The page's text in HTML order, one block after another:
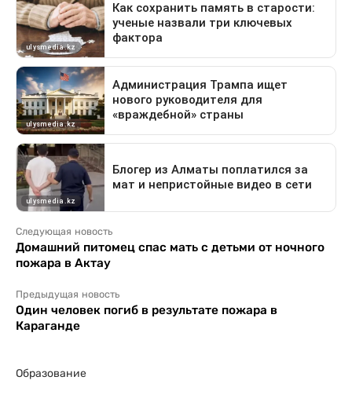
Следующая новость
Домашний питомец спас мать с детьми от ночного
пожара в Актау
Предыдущая новость
Один человек погиб в результате пожара в
Караганде
Образование